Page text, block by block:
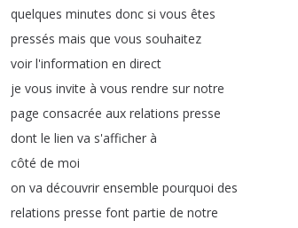
quelques minutes donc si vous êtes
pressés mais que vous souhaitez
voir l'information en direct
je vous invite à vous rendre sur notre
page consacrée aux relations presse
dont le lien va s'afficher à
côté de moi
on va découvrir ensemble pourquoi des
relations presse font partie de notre